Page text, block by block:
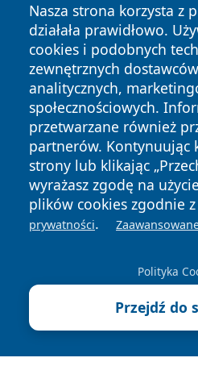
Nasza strona korzysta z
działała prawidłowo.
cookies i podobnych
zewnętrznych
analitycznych,
społecznościowych.
przetwarzane również
partnerów. Kontynuując
strony lub klikając
wyrażasz zgodę na
plików cookies zgodnie z
prywatności.
Polityka
Przejdź do
Copyright © 2026
zastrzeżone.
News Autorzy
Polityka